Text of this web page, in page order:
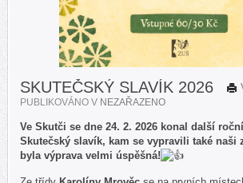
SKUTEČSKÝ SLAVÍK 2026
PUBLIKOVÁNO V NEZAŘAZENO
Ve Skutči se dne 24. 2. 2026 konal další
Skutečský slavík, kam se vypravili také naši
byla výprava velmi úspěšná!